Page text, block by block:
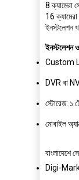
8 ক্যামেরা
16
ইনস্টলেশন
ইনস্টলেশন
Custom
DVR বা
স্টোরেজ: ১
মোবাইল
বাংলাদেশে
Digi-